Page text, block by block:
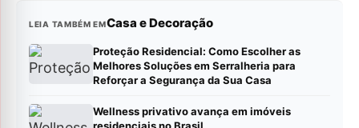
LEIA TAMBÉM EMCasa e Decoração
Proteção Residencial: Como Escolher as
Melhores Soluções em Serralheria para
Reforçar a Segurança da Sua Casa
Wellness privativo avança em imóveis